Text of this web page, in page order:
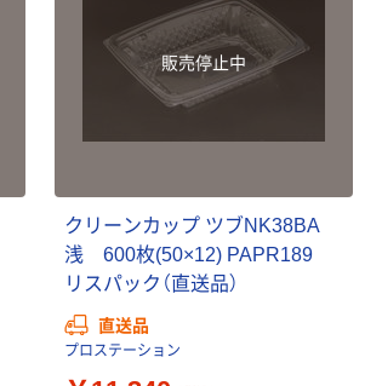
販売停止中
クリーンカップ ツブNK38BA
浅 600枚(50×12) PAPR189
リスパック（直送品）
直送品
プロステーション